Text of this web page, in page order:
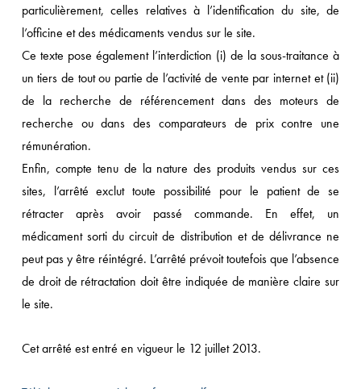
particulièrement, celles relatives à l’identification du site, de
l’officine et des médicaments vendus sur le site.
Ce texte pose également l’interdiction (i) de la sous-traitance à
un tiers de tout ou partie de l’activité de vente par internet et (ii)
de la recherche de référencement dans des moteurs de
recherche ou dans des comparateurs de prix contre une
rémunération.
Enfin, compte tenu de la nature des produits vendus sur ces
sites, l’arrêté exclut toute possibilité pour le patient de se
rétracter après avoir passé commande. En effet, un
médicament sorti du circuit de distribution et de délivrance ne
peut pas y être réintégré. L’arrêté prévoit toutefois que l’absence
de droit de rétractation doit être indiquée de manière claire sur
le site.
Cet arrêté est entré en vigueur le 12 juillet 2013.